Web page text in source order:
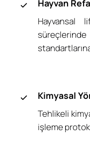
Hayvan
Hayvansal
Kimyasal
Tehlikeli
işleme